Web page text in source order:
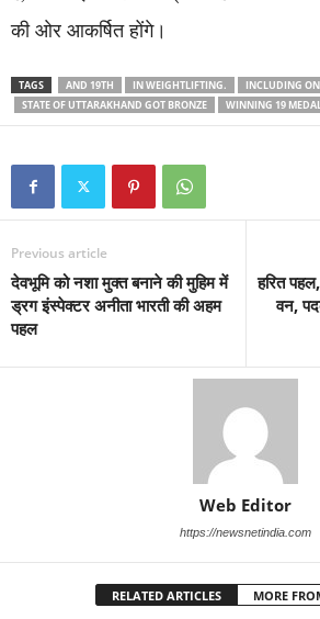
की ओर आकर्षित होंगे।
TAGS AND 19TH IN WEIGHTLIFTING.
INCLUDING
STATE OF UTTARAKHAND GOT BRONZE
WINNING 19
Previous article
देवभूमि को नशा मुक्त बनाने की मुहिम में
ड्रग इंस्पेक्टर अनीता भारती की अहम
पहल
हरित
वन,
Web Editor
https://newsnetindia.com
RELATED ARTICLES MORE